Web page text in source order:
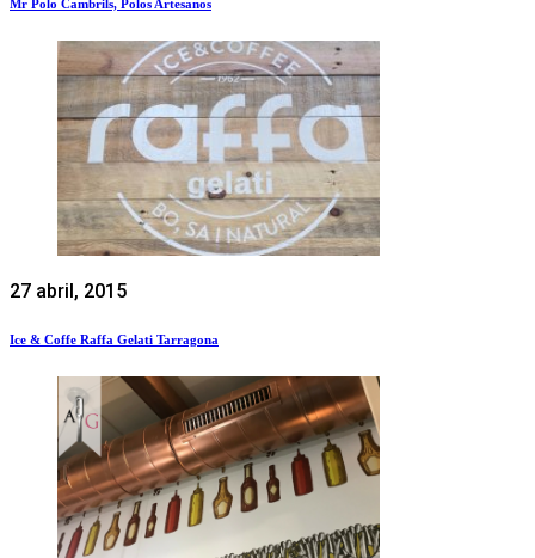
Mr Polo Cambrils, Polos Artesanos
27 abril, 2015
Ice & Coffe Raffa Gelati Tarragona